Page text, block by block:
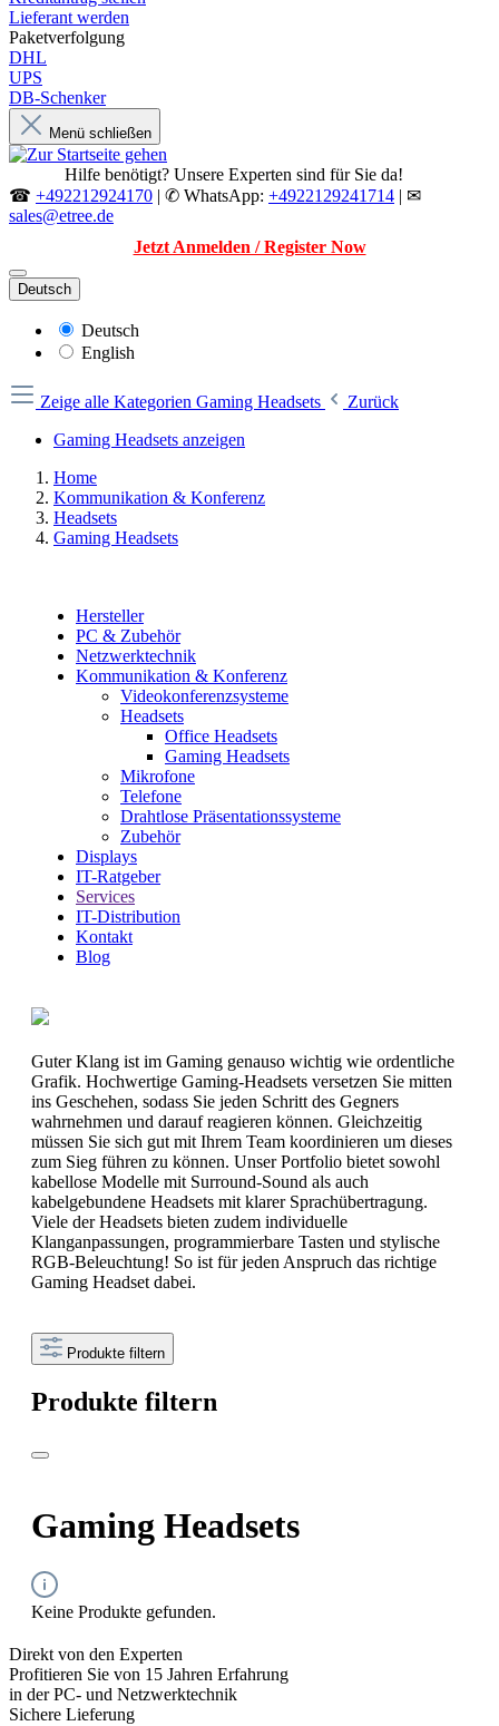
Lieferant werden
Paketverfolgung
DHL
UPS
DB-Schenker
Menü schließen
Hilfe benötigt? Unsere Experten sind für Sie da!
☎ +492212924170 | ✆ WhatsApp: +4922129241714 | ✉
sales@etree.de
Jetzt Anmelden / Register Now
Deutsch
Deutsch
English
Zeige alle Kategorien Gaming Headsets
Zurück
Gaming Headsets anzeigen
Home
Kommunikation & Konferenz
Headsets
Gaming Headsets
Hersteller
PC & Zubehör
Netzwerktechnik
Kommunikation & Konferenz
Videokonferenzsysteme
Headsets
Office Headsets
Gaming Headsets
Mikrofone
Telefone
Drahtlose Präsentationssysteme
Zubehör
Displays
IT-Ratgeber
Services
IT-Distribution
Kontakt
Blog
Guter Klang ist im Gaming genauso wichtig wie ordentliche
Grafik. Hochwertige Gaming-Headsets versetzen Sie mitten
ins Geschehen, sodass Sie jeden Schritt des Gegners
wahrnehmen und darauf reagieren können. Gleichzeitig
müssen Sie sich gut mit Ihrem Team koordinieren um dieses
zum Sieg führen zu können. Unser Portfolio bietet sowohl
kabellose Modelle mit Surround-Sound als auch
kabelgebundene Headsets mit klarer Sprachübertragung.
Viele der Headsets bieten zudem individuelle
Klanganpassungen, programmierbare Tasten und stylische
RGB-Beleuchtung! So ist für jeden Anspruch das richtige
Gaming Headset dabei.
Produkte filtern
Produkte filtern
Gaming Headsets
Keine Produkte gefunden.
Direkt von den Experten
Profitieren Sie von 15 Jahren Erfahrung
in der PC- und Netzwerktechnik
Sichere Lieferung